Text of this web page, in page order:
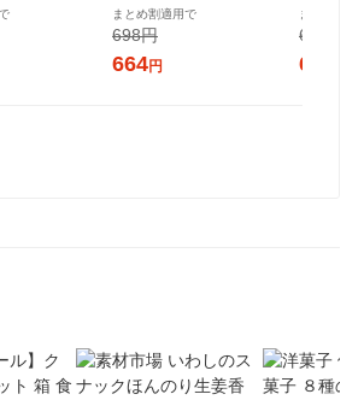
6倍濃縮タイ
お酢 リンゴ酢
と愉しむ職人の珈琲 インス
タントコーヒー 1袋（90g）
まとめ割適用で
698円
664円
希釈用
ネガード
まとめ割適
698円
664